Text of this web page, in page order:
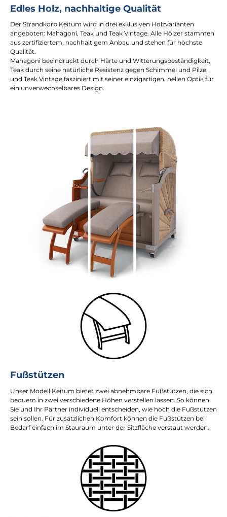
Edles Holz, nachhaltige Qualität
Der Strandkorb Keitum wird in drei exklusiven Holzvarianten
angeboten: Mahagoni, Teak und Teak Vintage. Alle Hölzer stammen
aus zertifiziertem, nachhaltigem Anbau und stehen für höchste
Qualität.
Mahagoni beeindruckt durch Härte und Witterungsbeständigkeit,
Teak durch seine natürliche Resistenz gegen Schimmel und Pilze,
und Teak Vintage fasziniert mit seiner einzigartigen, hellen Optik für
ein unverwechselbares Design..
Fußstützen
Unser Modell Keitum bietet zwei abnehmbare Fußstützen, die sich
bequem in zwei verschiedene Höhen verstellen lassen. So können
Sie und Ihr Partner individuell entscheiden, wie hoch die Fußstützen
sein sollen. Für zusätzlichen Komfort können die Fußstützen bei
Bedarf einfach im Stauraum unter der Sitzfläche verstaut werden.